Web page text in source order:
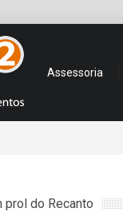
Assessoria
prol do Recanto